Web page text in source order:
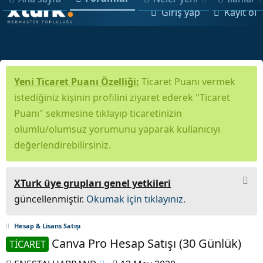
Giriş yap Kayıt ol
Yeni Ticaret Puanı Özelliği: Ticaret Puanı vermek
istediğiniz kişinin profilini ziyaret ederek "Ticaret
Puanı" sekmesine tıklayıp ticaretinizin
olumlu/olumsuz yorumunu yaparak kullanıcıyı
değerlendirebilirsiniz.
XTurk üye grupları genel yetkileri
güncellenmiştir. Okumak için tıklayınız.
Hesap & Lisans Satışı
TİCARET Canva Pro Hesap Satışı (30 Günlük)